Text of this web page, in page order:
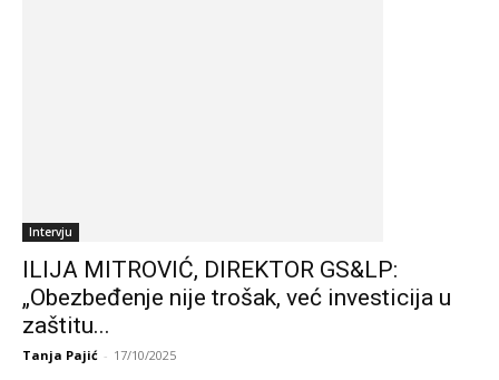
Intervju
ILIJA MITROVIĆ, DIREKTOR GS&LP:
„Obezbeđenje nije trošak, već investicija u
zaštitu...
Tanja Pajić - 17/10/2025